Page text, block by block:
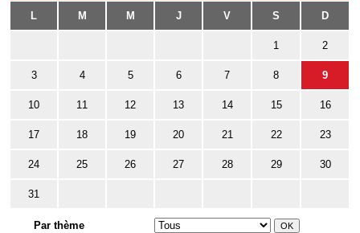
L M M J V S D
1 2
3 4 5 6 7 8 9
10 11 12 13 14 15 16
17 18 19 20 21 22 23
24 25 26 27 28 29 30
31
Par thème